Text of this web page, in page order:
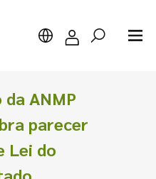
ANMP
parecer
Lei do